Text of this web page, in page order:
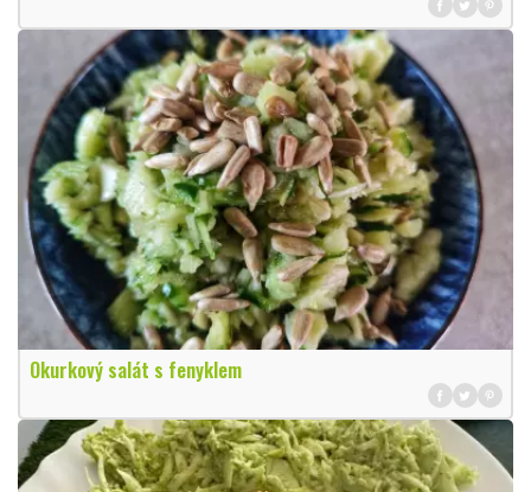
Okurkový salát s fenyklem